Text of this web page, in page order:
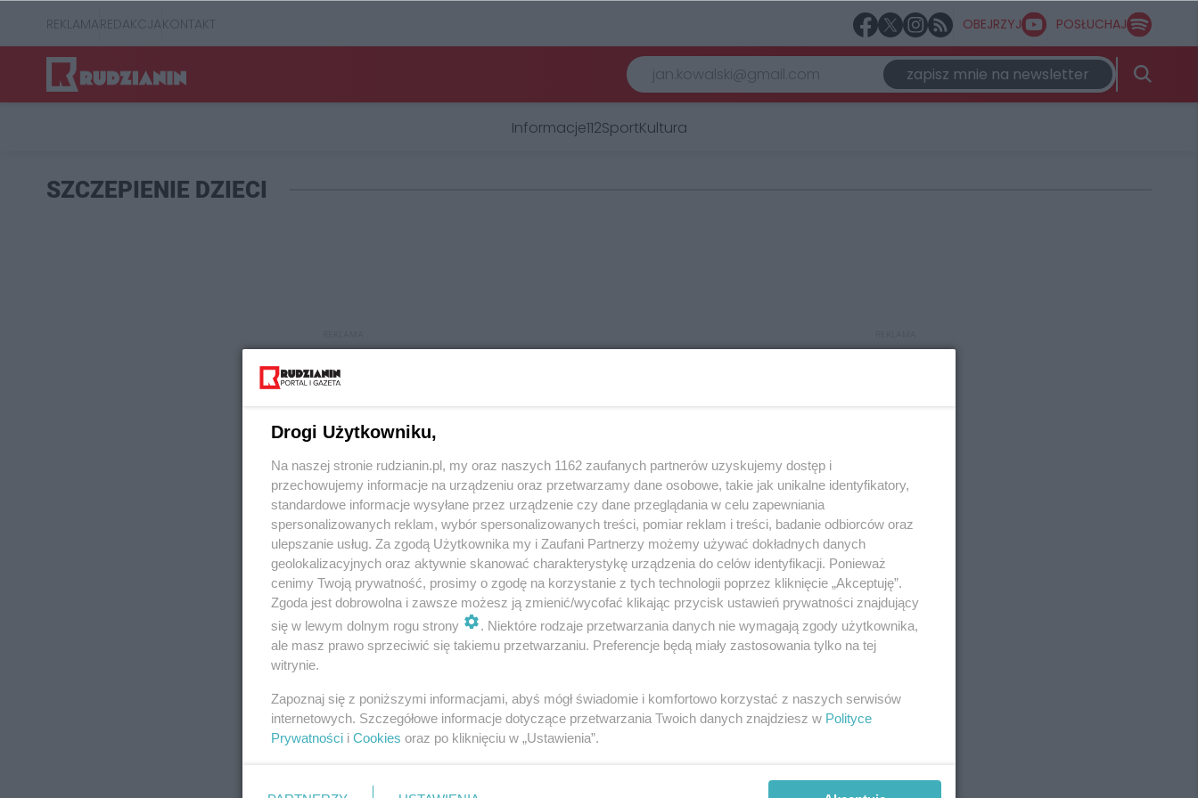
REKLAMAREDAKCJAKONTAKT OBEJRZYJ POSŁUCHAJ
zapisz mnie na newsletter
Informacje112SportKultura
SZCZEPIENIE DZIECI
REKLAMA REKLAMA
Drogi Użytkowniku,
Na naszej stronie rudzianin.pl, my oraz naszych 1162 zaufanych partnerów uzyskujemy dostęp i
przechowujemy informacje na urządzeniu oraz przetwarzamy dane osobowe, takie jak unikalne identyfikatory,
standardowe informacje wysyłane przez urządzenie czy dane przeglądania w celu zapewniania
spersonalizowanych reklam, wybór spersonalizowanych treści, pomiar reklam i treści, badanie odbiorców oraz
ulepszanie usług. Za zgodą Użytkownika my i Zaufani Partnerzy możemy używać dokładnych danych
geolokalizacyjnych oraz aktywnie skanować charakterystykę urządzenia do celów identyfikacji. Ponieważ
cenimy Twoją prywatność, prosimy o zgodę na korzystanie z tych technologii poprzez kliknięcie „Akceptuję”.
Zgoda jest dobrowolna i zawsze możesz ją zmienić/wycofać klikając przycisk ustawień prywatności znajdujący
się w lewym dolnym rogu strony
. Niektóre rodzaje przetwarzania danych nie wymagają zgody użytkownika,
ale masz prawo sprzeciwić się takiemu przetwarzaniu. Preferencje będą miały zastosowania tylko na tej
witrynie.
Zapoznaj się z poniższymi informacjami, abyś mógł świadomie i komfortowo korzystać z naszych serwisów
internetowych. Szczegółowe informacje dotyczące przetwarzania Twoich danych znajdziesz w Polityce
Prywatności i Cookies oraz po kliknięciu w „Ustawienia”.